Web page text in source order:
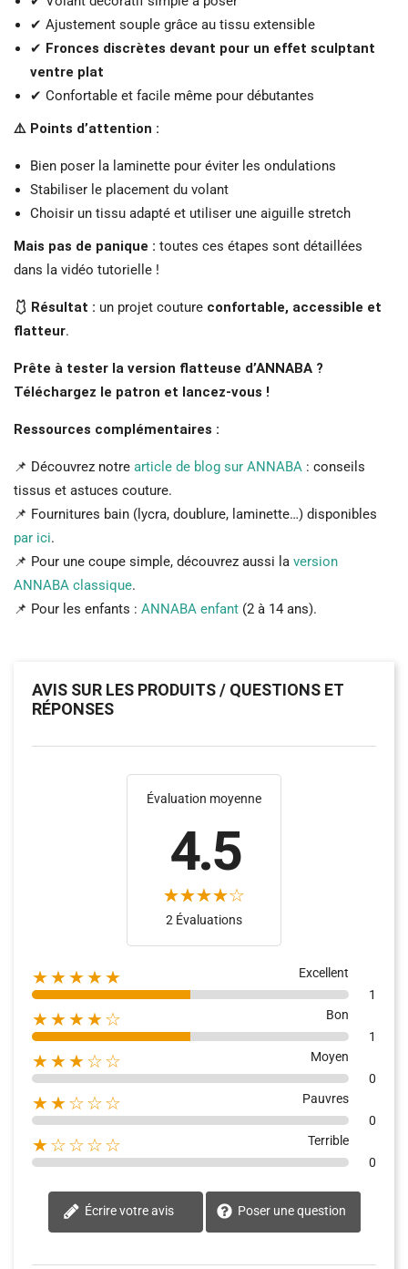
✔ Ajustement souple grâce au tissu extensible
✔ Fronces discrètes devant pour un effet sculptant
ventre plat
✔ Confortable et facile même pour débutantes
⚠️ Points d’attention :
Bien poser la laminette pour éviter les ondulations
Stabiliser le placement du volant
Choisir un tissu adapté et utiliser une aiguille stretch
Mais pas de panique : toutes ces étapes sont détaillées
dans la vidéo tutorielle !
🩱 Résultat : un projet couture confortable, accessible et
flatteur.
Prête à tester la version flatteuse d’ANNABA ?
Téléchargez le patron et lancez-vous !
Ressources complémentaires :
📌 Découvrez notre article de blog sur ANNABA : conseils
tissus et astuces couture.
📌 Fournitures bain (lycra, doublure, laminette…) disponibles
par ici.
📌 Pour une coupe simple, découvrez aussi la version
ANNABA classique.
📌 Pour les enfants : ANNABA enfant (2 à 14 ans).
AVIS SUR LES PRODUITS / QUESTIONS ET
RÉPONSES
Évaluation moyenne
4.5
2 Évaluations
★★★★★
Excellent
1
★★★★☆
Bon
1
★★★☆☆
Moyen
0
★★☆☆☆
Pauvres
0
★☆☆☆☆
Terrible
0
Écrire votre avis Poser une question